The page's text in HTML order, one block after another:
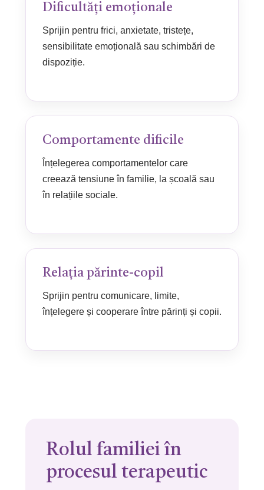
Dificultăți emoționale
Sprijin pentru frici, anxietate, tristețe,
sensibilitate emoțională sau schimbări de
dispoziție.
Comportamente dificile
Înțelegerea comportamentelor care
creează tensiune în familie, la școală sau
în relațiile sociale.
Relația părinte-copil
Sprijin pentru comunicare, limite,
înțelegere și cooperare între părinți și copii.
Rolul familiei în
procesul terapeutic